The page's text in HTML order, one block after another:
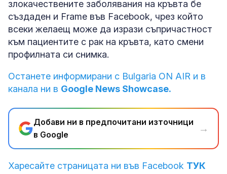
злокачествените заболявания на кръвта бе
създаден и Frame във Facebook, чрез който
всеки желаещ може да изрази съпричастност
към пациентите с рак на кръвта, като смени
профилната си снимка.
Останете информирани с Bulgaria ON AIR и в
канала ни в Google News Showcase.
Добави ни в предпочитани източници
в Google
→
Харесайте страницата ни във Facebook ТУК